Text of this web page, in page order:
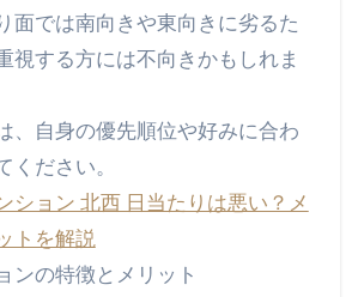
面では南向きや東向きに劣るた
視する方には不向きかもしれま
、自身の優先順位や好みに合わ
ください。
ション 北西 日当たりは悪い？メ
トを解説
ンの特徴とメリット